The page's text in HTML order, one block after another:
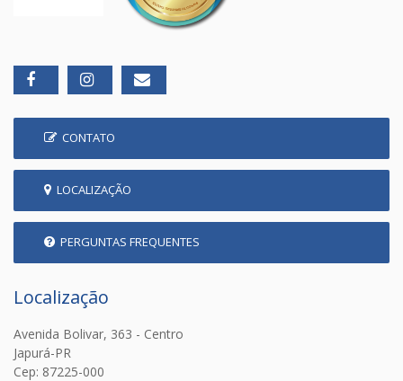
CONTATO
LOCALIZAÇÃO
PERGUNTAS FREQUENTES
Localização
Avenida Bolivar, 363 - Centro
Japurá-PR
Cep: 87225-000